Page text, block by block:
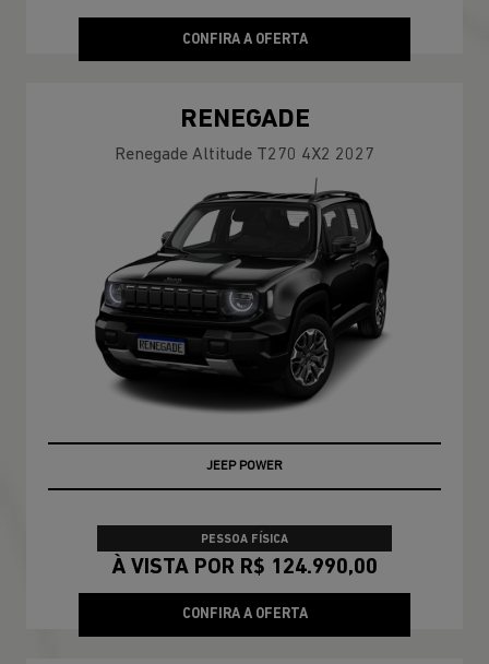
CONFIRA A OFERTA
RENEGADE
Renegade Altitude T270 4X2 2027
JEEP POWER
PESSOA FÍSICA
À VISTA POR R$ 124.990,00
CONFIRA A OFERTA